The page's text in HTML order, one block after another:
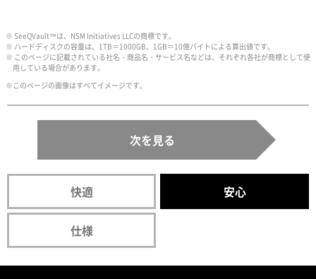
※ SeeQVault™は、NSM Initiatives LLCの商標です。
※ ハードディスクの容量は、1TB＝1000GB、1GB＝10億バイトによる算出値です。
※ このページに記載されている社名・商品名・サービス名などは、それぞれ各社が商標として使
用している場合があります。
※このページの画像はすべてイメージです。
次を見る
快適 安心
仕様